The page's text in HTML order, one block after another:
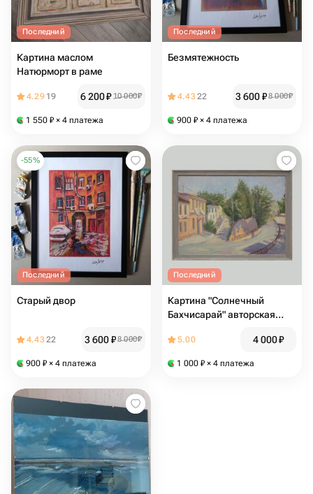
Последний
Картина маслом
Натюрморт в раме
4.29 19 6 200₽ 10 000₽
1 550 ₽ × 4 платежа
Последний
Безмятежность
4.4322 3 600₽8 000₽
900 ₽ × 4 платежа
-55%
Последний
Старый двор
4.4322 3 600₽8 000₽
900 ₽ × 4 платежа
Последний
Картина "Солнечный
Бахчисарай" авторская
пейзаж картон масло
5.00 4 000₽
1 000 ₽ × 4 платежа